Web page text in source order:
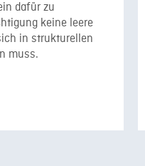
dafür zu
keine leere
in strukturellen
muss.